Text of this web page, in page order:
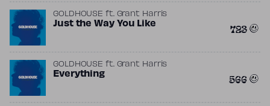
GOLDHOUSE ft. Grant Harris
Just the Way You Like 723
GOLDHOUSE ft. Grant Harris
Everything 566